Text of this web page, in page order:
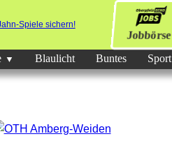
Jobbörse
Blaulicht Buntes Sport